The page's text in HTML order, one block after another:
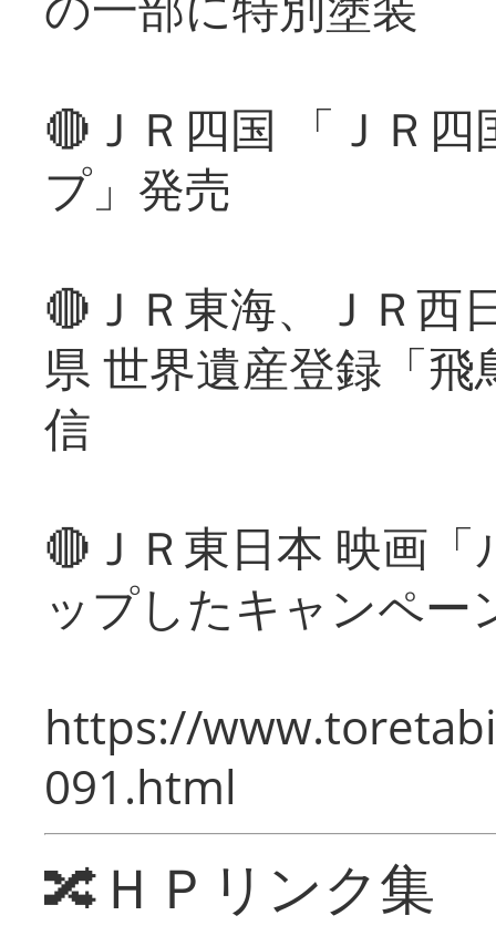
🔴ＪＲ四国 「ＪＲ
プ」発売
🔴ＪＲ東海、ＪＲ西
県 世界遺産登録「
信
🔴ＪＲ東日本 映画
ップしたキャンペー
https://
091.html
🔀ＨＰリンク集